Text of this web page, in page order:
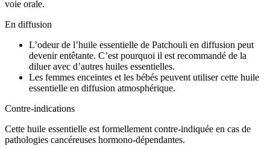
voie orale.
En diffusion
L’odeur de l’huile essentielle de Patchouli en diffusion peut
devenir entêtante. C’est pourquoi il est recommandé de la
diluer avec d’autres huiles essentielles.
Les femmes enceintes et les bébés peuvent utiliser cette huile
essentielle en diffusion atmosphérique.
Contre-indications
Cette huile essentielle est formellement contre-indiquée en cas de
pathologies cancéreuses hormono-dépendantes.